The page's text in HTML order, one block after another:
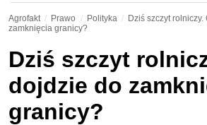
Agrofakt Prawo Polityka
Dziś szczyt
zamknięcia granicy?
Dziś szczyt
dojdzie do
granicy?